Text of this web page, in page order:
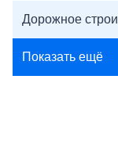
Дорожное
Показать ещё